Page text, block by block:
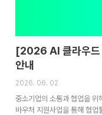
[2026 AI 클라우드
안내
2026. 06. 02
중소기업의 소통과 협업을 위
바우처 지원사업을 통해 협